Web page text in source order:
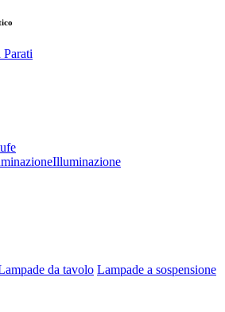
Parati
Illuminazione
da tavolo Lampade a sospensione